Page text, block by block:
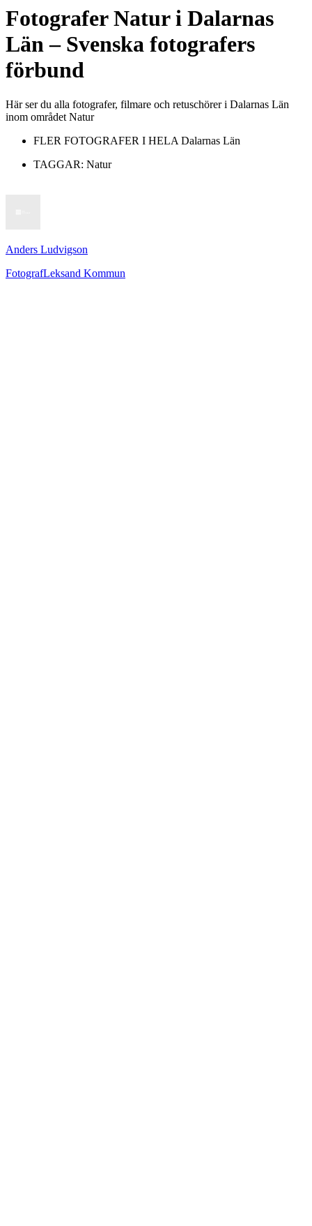
FotograferNaturi Dalarnas
Län– Svenska fotografers
förbund
Här ser du alla fotografer, filmare och retuschörer i Dalarnas Län
inom området Natur
FLER FOTOGRAFER I HELA Dalarnas Län
TAGGAR: Natur
Anders Ludvigson
FotografLeksand Kommun